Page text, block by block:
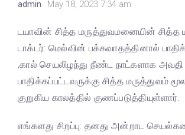
admin May 18, 2023 7:34 am
டயாவின் சித்த மருத்துவமனையின் சித்த
டாக்டர்: மெல்வின் பக்கவாதத்தினால்
,கால் செயலிழந்து நீண்ட நாட்களாக அவதி
பாதிக்கப்பட்டவருக்கு சித்த மருத்துவம்
குறுகிய காலத்தில் குணப்படுத்தியுள்ளார்.
எங்களது சிறப்பு: தனது அன்றாட